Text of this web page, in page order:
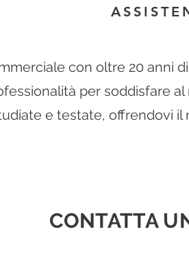
con oltre 20 anni
per soddisfare
e testate, offrendovi
CONTATTA